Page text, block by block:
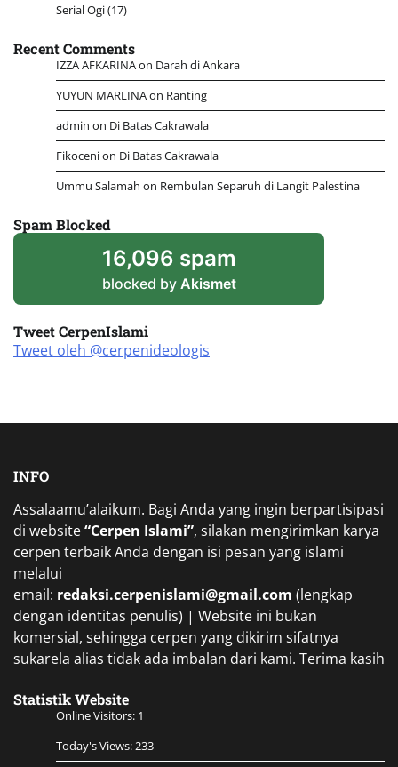
Serial Ogi(17)
Recent Comments
IZZA AFKARINAon Darah di Ankara
YUYUN MARLINAon Ranting
admin on Di Batas Cakrawala
Fikocenion Di Batas Cakrawala
Ummu Salamah on Rembulan Separuh di Langit Palestina
Spam Blocked
16,096 spam
blocked by Akismet
Tweet CerpenIslami
Tweet oleh @cerpenideologis
INFO
Assalaamu’alaikum. Bagi Anda yang ingin berpartisipasi
di website“Cerpen Islami”, silakan mengirimkan karya
cerpen terbaik Anda dengan isi pesan yang islami
melalui
email: redaksi.cerpenislami@gmail.com (lengkap
dengan identitas penulis) | Website ini bukan
komersial, sehingga cerpen yang dikirim sifatnya
sukarela alias tidak ada imbalan dari kami. Terima kasih
Statistik Website
Online Visitors: 1
Today's Views:233